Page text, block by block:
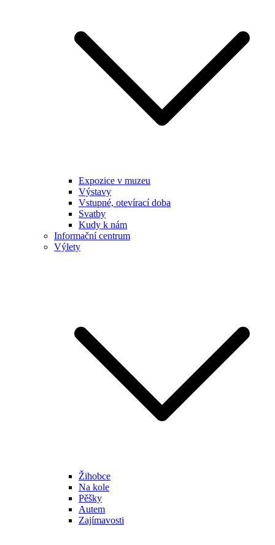
Expozice v muzeu
Výstavy
Vstupné, otevírací doba
Svatby
Kudy k nám
Informační centrum
Výlety
Žihobce
Na kole
Pěšky
Autem
Zajímavosti